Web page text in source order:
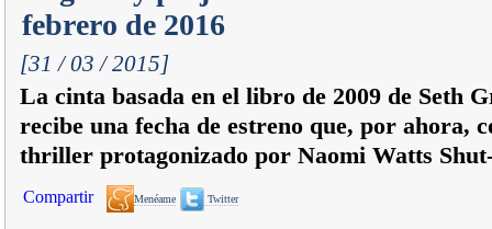
febrero de 2016
[31 / 03 / 2015]
La cinta basada en el libro de 2009 de Seth
recibe una fecha de estreno que, por ahora,
thriller protagonizado por Naomi Watts
Compartir Menéame Twitter